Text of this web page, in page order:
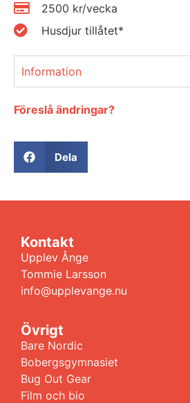
2500 kr/vecka
Husdjur tillåtet*
Information
Föreslå ändringar?
Dela
Kontakt
Upplev Ånge
Tommie Larsson
info@upplevange.nu
Övrigt
Bare Nordic
Bobergsgymnasiet
Bug Out Gear
Film och bio